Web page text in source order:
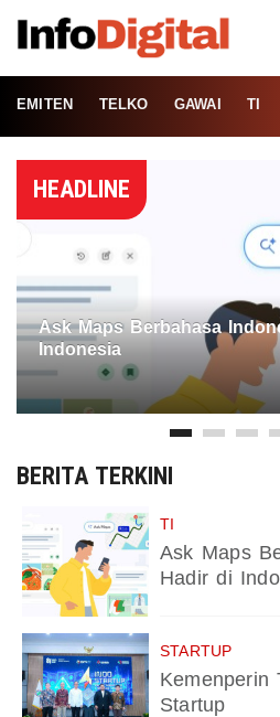
EMITEN TELKO GAWAI TI
HEADLINE
Ask Maps Berbahasa
Indonesia
BERITA TERKINI
TI
Ask Maps
Hadir di
STARTUP
Kemenperin
Startup